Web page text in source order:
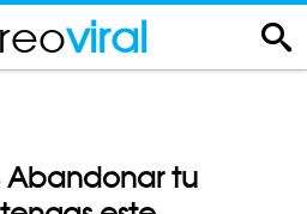
viral
Abandonar tu